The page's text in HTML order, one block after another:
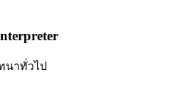
นาทั่วไป